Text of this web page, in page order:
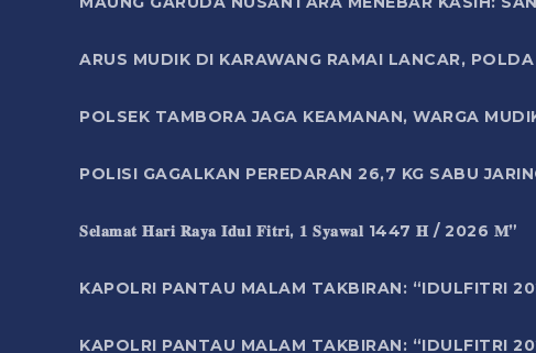
ARUS MUDIK DI KARAWANG RAMAI LANCAR,
POLSEK TAMBORA JAGA KEAMANAN, WARGA
POLISI GAGALKAN PEREDARAN 26,7 KG SABU
𝐒𝐞𝐥𝐚𝐦𝐚𝐭 𝐇𝐚𝐫𝐢 𝐑𝐚𝐲𝐚 𝐈𝐝𝐮𝐥 𝐅𝐢𝐭𝐫𝐢, 𝟏 𝐒𝐲𝐚𝐰𝐚𝐥 1447 𝐇 / 2026 𝐌”
KAPOLRI PANTAU MALAM TAKBIRAN: “IDULFITRI
KAPOLRI PANTAU MALAM TAKBIRAN: “IDULFITRI